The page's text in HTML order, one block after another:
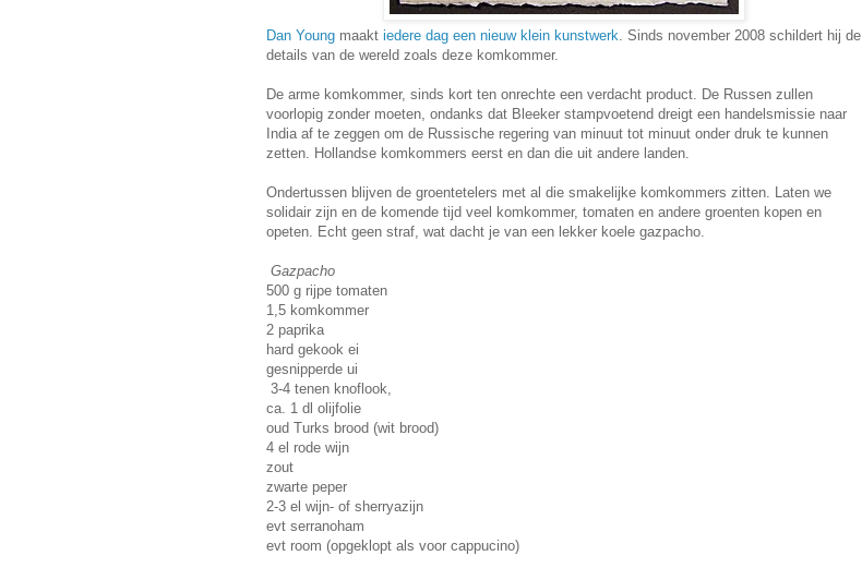
Dan Young maakt iedere dag een nieuw klein kunstwerk . Sinds november 2008 schildert hij de
details van de wereld zoals deze komkommer.
De arme komkommer, sinds kort ten onrechte een verdacht product. De Russen zullen
voorlopig zonder moeten, ondanks dat Bleeker stampvoetend dreigt een handelsmissie naar
India af te zeggen om de Russische regering van minuut tot minuut onder druk te kunnen
zetten. Hollandse komkommers eerst en dan die uit andere landen.
Ondertussen blijven de groentetelers met al die smakelijke komkommers zitten. Laten we
solidair zijn en de komende tijd veel komkommer, tomaten en andere groenten kopen en
opeten. Echt geen straf, wat dacht je van een lekker koele gazpacho.
Gazpacho
500 g rijpe tomaten
1,5 komkommer
2 paprika
hard gekook ei
gesnipperde ui
3-4 tenen knoflook,
ca. 1 dl olijfolie
oud Turks brood (wit brood)
4 el rode wijn
zout
zwarte peper
2-3 el wijn- of sherryazijn
evt serranoham
evt room (opgeklopt als voor cappucino)